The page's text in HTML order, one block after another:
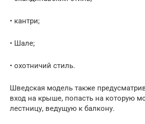
• кантри;
• Шале;
• охотничий стиль.
Шведская модель также
вход на крыше, попасть на которую
лестницу, ведущую к балкону.